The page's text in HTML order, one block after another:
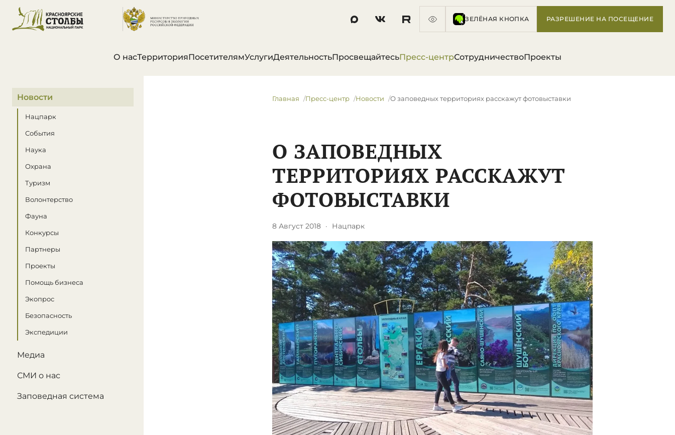
ЗЕЛЁНАЯ КНОПКА РАЗРЕШЕНИЕ НА ПОСЕЩЕНИЕ
О насТерриторияПосетителямУслугиДеятельностьПросвещайтесьПресс-центрСотрудничествоПроекты
В этом разделе
Новости
Нацпарк
События
Наука
Охрана
Туризм
Волонтерство
Фауна
Конкурсы
Партнеры
Проекты
Помощь бизнеса
Экопрос
Безопасность
Экспедиции
Медиа
СМИ о нас
Заповедная система
Главная Пресс-центр Новости ​О заповедных территориях расскажут фотовыставки
​О ЗАПОВЕДНЫХ
ТЕРРИТОРИЯХ РАССКАЖУТ
ФОТОВЫСТАВКИ
8 Август 2018 · Нацпарк